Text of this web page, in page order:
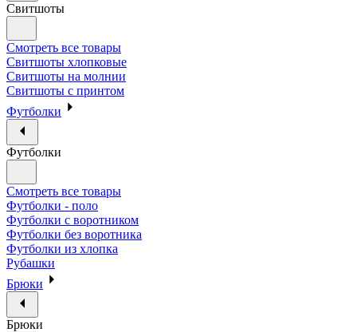
Свитшоты
Смотреть все товары
Свитшоты хлопковые
Свитшоты на молнии
Свитшоты с принтом
Футболки
Футболки
Смотреть все товары
Футболки - поло
Футболки с воротником
Футболки без воротника
Футболки из хлопка
Рубашки
Брюки
Брюки